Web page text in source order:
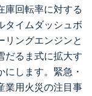
庫回転率に対する
タイムダッシュボ
リングエンジンと
だるま式に拡大す
します。緊急・
業用火災の注目事